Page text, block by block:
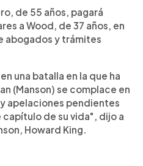
de 55 años, pagará
a Wood, de 37 años, en
abogados y trámites
una batalla en la que ha
(Manson) se complace en
apelaciones pendientes
de su vida", dijo a
Howard King.